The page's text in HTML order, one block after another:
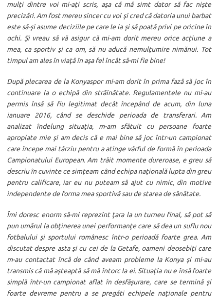
mulţi dintre voi mi-aţi scris, aşa că mă simt dator să fac nişte
precizări. Am fost mereu sincer cu voi şi cred că datoria unui barbat
este să-şi asume deciziile pe care le ia şi să poată privi pe oricine în
ochi. Şi vreau să vă asigur că mi-am dorit mereu orice acţiune a
mea, ca sportiv şi ca om, să nu aducă nemulţumire nimănui. Tot
timpul am ales în viaţă în aşa fel încât să-mi fie bine!
După plecarea de la Konyaspor mi-am dorit în prima fază să joc în
continuare la o echipă din străinătate. Regulamentele nu mi-au
permis însă să fiu legitimat decât începând de acum, din luna
ianuare 2016, când se deschide perioada de transferari. Am
analizat îndelung situaţia, m-am sfătuit cu persoane foarte
apropiate mie şi am decis că e mai bine să joc într-un campionat
care începe mai târziu pentru a atinge vârful de formă în perioada
Campionatului European. Am trăit momente dureroase, e greu să
descriu în cuvinte ce simţeam când echipa naţională lupta din greu
pentru calificare, iar eu nu puteam să ajut cu nimic, din motive
independente de forma mea sportivă sau de starea de sănătate.
Îmi doresc enorm să-mi reprezint ţara la un turneu final, să pot să
pun umărul la obţinerea unei performanţe care să dea un suflu nou
fotbalului şi sportului românesc într-o perioadă foarte grea. Am
discutat despre asta şi cu cei de la Getafe, oameni deosebiţi care
m-au contactat încă de când aveam probleme la Konya şi mi-au
transmis că mă aşteaptă să mă întorc la ei. Situaţia nu e însă foarte
simplă într-un campionat aflat în desfăşurare, care se termină şi
foarte devreme pentru a se pregăti echipele naţionale pentru